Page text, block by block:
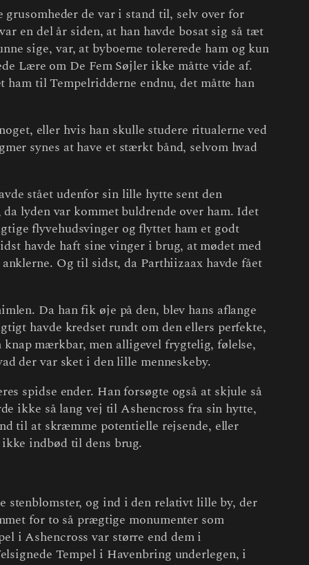
de var i stand til, selv over for
en del år siden, at han havde bosat sig så tæt
sige, var, at byboerne tolererede ham og kun
Lære om De Fem Søjler ikke måtte vide af.
ham til Tempelridderne endnu, det måtte han
eller hvis han skulle studere ritualerne ved
synes at have et stærkt bånd, selvom hvad
stået udenfor sin lille hytte sent den
lyden var kommet buldrende over ham. Idet
flyvehudsvinger og flyttet ham et godt
havde haft sine vinger i brug, at mødet med
Og til sidst, da Parthiizaax havde fået
Da han fik øje på den, blev hans aflange
havde kredset rundt om den ellers perfekte,
knap mærkbar, men alligevel frygtelig, følelse,
der var sket i den lille menneskeby.
spidse ender. Han forsøgte også at skjule så
ikke så lang vej til Ashencross fra sin hytte,
til at skræmme potentielle rejsende, eller
indbød til dens brug.
stenblomster, og ind i den relativt lille by, der
for to så prægtige monumenter som
i Ashencross var større end dem i
Tempel i Havenbring underlegen, i